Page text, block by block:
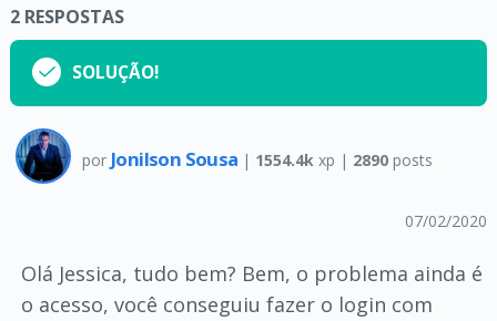
2 RESPOSTAS
SOLUÇÃO!
por Jonilson Sousa | 1554.4k xp | 2890posts
07/02/2020
Olá Jessica, tudo bem? Bem, o problema ainda é
o acesso, você conseguiu fazer o login com